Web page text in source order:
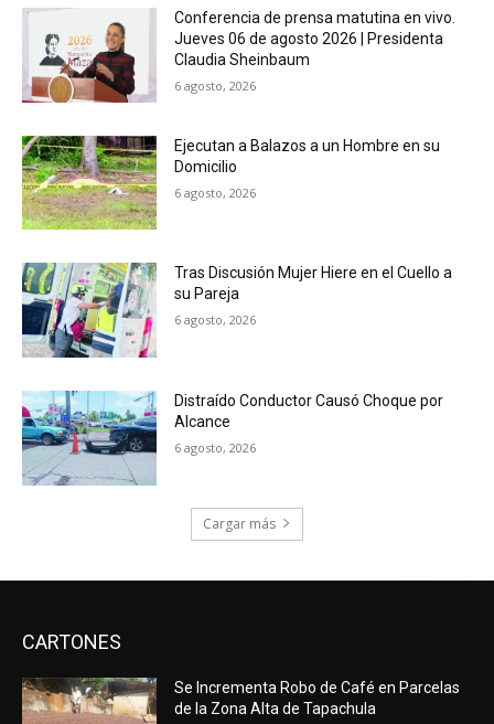
Conferencia de prensa matutina en vivo.
Jueves 06 de agosto 2026 | Presidenta
Claudia Sheinbaum
6 agosto, 2026
Ejecutan a Balazos a un Hombre en su
Domicilio
6 agosto, 2026
Tras Discusión Mujer Hiere en el Cuello a
su Pareja
6 agosto, 2026
Distraído Conductor Causó Choque por
Alcance
6 agosto, 2026
Cargar más
CARTONES
Se Incrementa Robo de Café en Parcelas
de la Zona Alta de Tapachula